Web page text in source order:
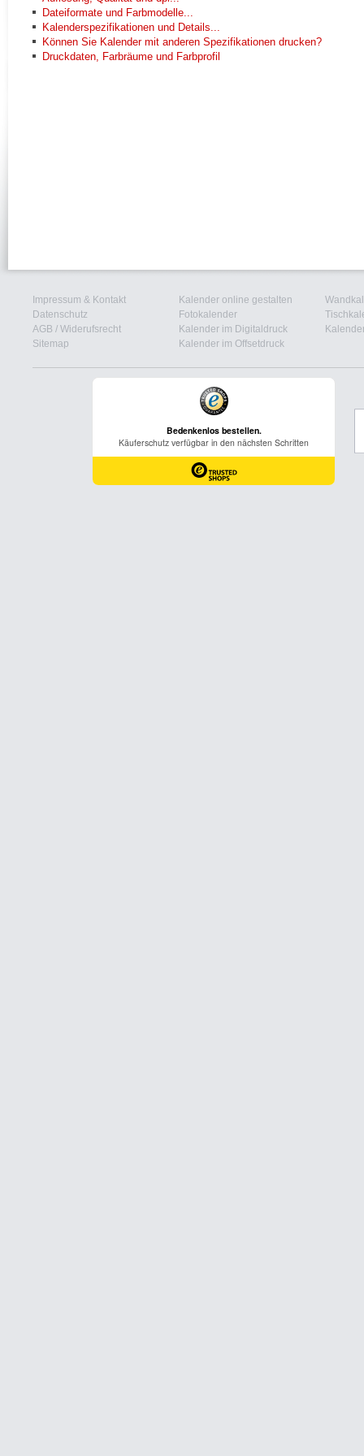
Dateiformate und Farbmodelle...
Kalenderspezifikationen und Details...
Können Sie Kalender mit anderen Spezifikationen drucken?
Druckdaten, Farbräume und Farbprofil
Impressum & Kontakt
Datenschutz
AGB / Widerufsrecht
Sitemap
Kalender online gestalten
Fotokalender
Kalender im Digitaldruck
Kalender im Offsetdruck